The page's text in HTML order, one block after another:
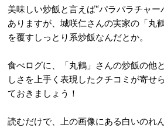
美味しい炒飯と言えば“パラパラチャー
ありますが、城咲仁さんの実家の「丸
を覆すしっとり系炒飯なんだとか。
食べログに、「丸鶴」さんの炒飯の他
しさを上手く表現したクチコミが寄せ
ておきましょう！
読むだけで、上の画像にある白いのれ